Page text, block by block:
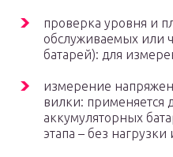
проверка уровня и
обслуживаемых или
батарей): для
измерение
вилки: применяется
аккумуляторных
этапа – без